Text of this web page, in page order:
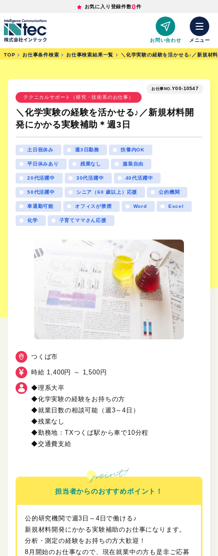
お気に入り登録件数0件
お問い合わせ メニュー
TOP お仕事条件検索 お仕事検索結果一覧 ＼化学実験の経験を活かせる♪／新規材
お仕事NO. Y00-10547
テクニカルサポート（研究・技術系のお仕事）
＼化学実験の経験を活かせる♪／新規材料開
発にかかる実験補助＊週3日
土日祝休み 週3日勤務 扶養内OK
平日休みあり 残業なし 服装自由
20代活躍中 30代活躍中 40代活躍中
50代活躍中 シニア（60 歳以上）応援 公的機関
車通勤可能 オフィスが禁煙 Word Excel
化学 子育てママさん応援
つくば市
時給 1,400円 ～ 1,500円
◆理系大卒
◆化学実験の経験をお持ちの方
◆就業日数の相談可能（週3～4日）
◆残業なし
◆勤務地：TXつくば駅から車で10分程
◆交通費支給
担当者からのおすすめポイント！
公的研究機関で週3日～4日で働ける♪
新規材料開発にかかる実験補助のお仕事になります。
分析・測定の経験をお持ちの方大歓迎！
8月開始のお仕事なので、現在就業中の方も是非ご応募